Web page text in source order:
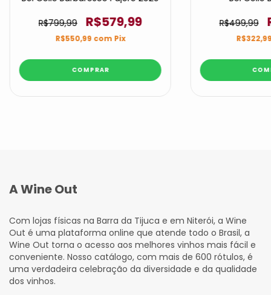
R$799,99 R$579,99
R$550,99 com Pix
R$499,99
A Wine Out
Com lojas físicas na Barra da Tijuca e em Niterói, a Wine
Out é uma plataforma online que atende todo o Brasil, a
Wine Out torna o acesso aos melhores vinhos mais fácil e
conveniente. Nosso catálogo, com mais de 600 rótulos, é
uma verdadeira celebração da diversidade e da qualidade
dos vinhos.